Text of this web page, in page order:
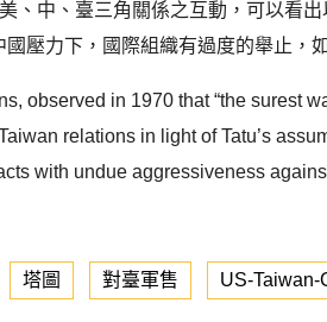
、中、臺三角關係之互動，可以看
壓力下，國際組織有過度的舉止，
observed in 1970 that “the surest
relations in light of Tatu’s
with undue aggressiveness
塔圖 對臺軍售 US-